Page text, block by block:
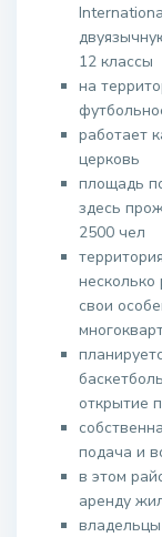
12 классы
на
работает
церковь
площадь
здесь
2500 чел
свои
открытие
подача и
в этом
аренду